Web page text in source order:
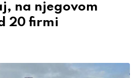
na njegovom
20 firmi